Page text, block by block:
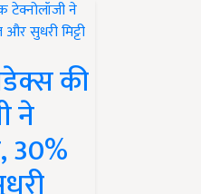
की
ने
30%